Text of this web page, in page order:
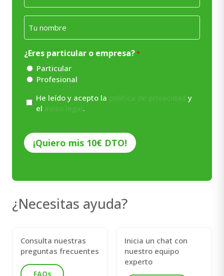
Nombre
¿Eres particular o empresa?*
Particular
Profesional
Consentimiento
He leído y acepto la política de privacidad y
el aviso legal.
¿Necesitas ayuda?
Consulta nuestras
preguntas frecuentes
FAQs
Inicia un chat con
nuestro equipo
experto